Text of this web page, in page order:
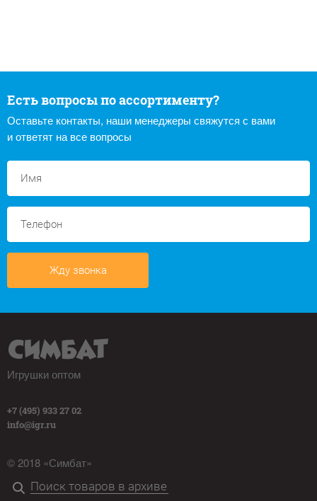
Есть вопросы по ассортименту?
Оставьте контакты, наши менеджеры свяжутся с вами
и ответят на все вопросы
Жду звонка
Игрушки оптом
+7 (495) 933 27 02
info@igr.ru
© 2018 «Симбат»